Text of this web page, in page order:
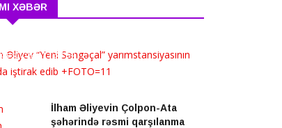
XƏBƏR
Əliyev “Yeni
2026 13:34:54
İlham Əliyevin Çolpon-Ata
şəhərində rəsmi qarşılanma